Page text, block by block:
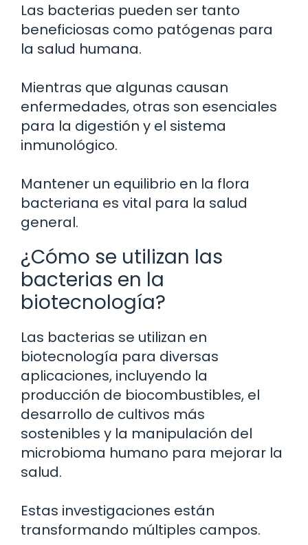
Las bacterias pueden ser tanto
beneficiosas como patógenas para
la salud humana.
Mientras que algunas causan
enfermedades, otras son esenciales
para la digestión y el sistema
inmunológico.
Mantener un equilibrio en la flora
bacteriana es vital para la salud
general.
¿Cómo se utilizan las
bacterias en la
biotecnología?
Las bacterias se utilizan en
biotecnología para diversas
aplicaciones, incluyendo la
producción de biocombustibles, el
desarrollo de cultivos más
sostenibles y la manipulación del
microbioma humano para mejorar la
salud.
Estas investigaciones están
transformando múltiples campos.